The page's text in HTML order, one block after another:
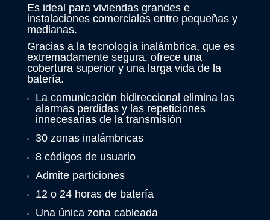
Es ideal para viviendas grandes e
instalaciones comerciales entre pequeñas y
medianas.
Gracias a la tecnología inalámbrica, que es
extremadamente segura, ofrece una
cobertura superior y una larga vida de la
batería.
La comunicación bidireccional elimina las
alarmas perdidas y las repeticiones
innecesarias de la transmisión
30 zonas inalámbricas
8 códigos de usuario
Admite particiones
12 o 24 horas de batería
Una única zona cableada